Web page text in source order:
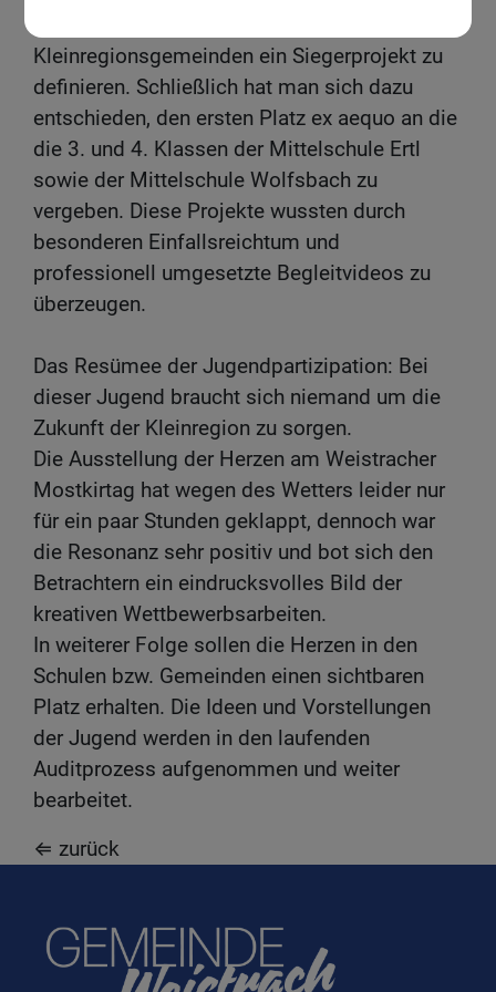
Kleinregionsgemeinden ein Siegerprojekt zu
definieren. Schließlich hat man sich dazu
entschieden, den ersten Platz ex aequo an die
die 3. und 4. Klassen der Mittelschule Ertl
sowie der Mittelschule Wolfsbach zu
vergeben. Diese Projekte wussten durch
besonderen Einfallsreichtum und
professionell umgesetzte Begleitvideos zu
überzeugen.
Das Resümee der Jugendpartizipation: Bei
dieser Jugend braucht sich niemand um die
Zukunft der Kleinregion zu sorgen.
Die Ausstellung der Herzen am Weistracher
Mostkirtag hat wegen des Wetters leider nur
für ein paar Stunden geklappt, dennoch war
die Resonanz sehr positiv und bot sich den
Betrachtern ein eindrucksvolles Bild der
kreativen Wettbewerbsarbeiten.
In weiterer Folge sollen die Herzen in den
Schulen bzw. Gemeinden einen sichtbaren
Platz erhalten. Die Ideen und Vorstellungen
der Jugend werden in den laufenden
Auditprozess aufgenommen und weiter
bearbeitet.
⇐ zurück